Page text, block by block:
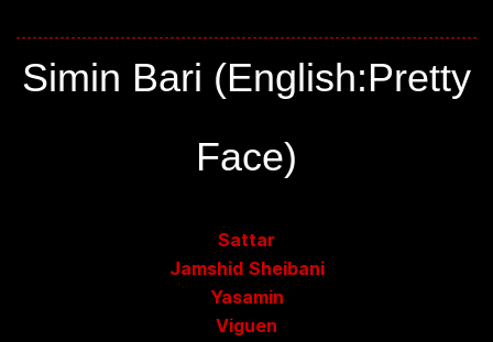
Simin Bari (English:Pretty
Face)
Sattar
Jamshid Sheibani
Yasamin
Viguen